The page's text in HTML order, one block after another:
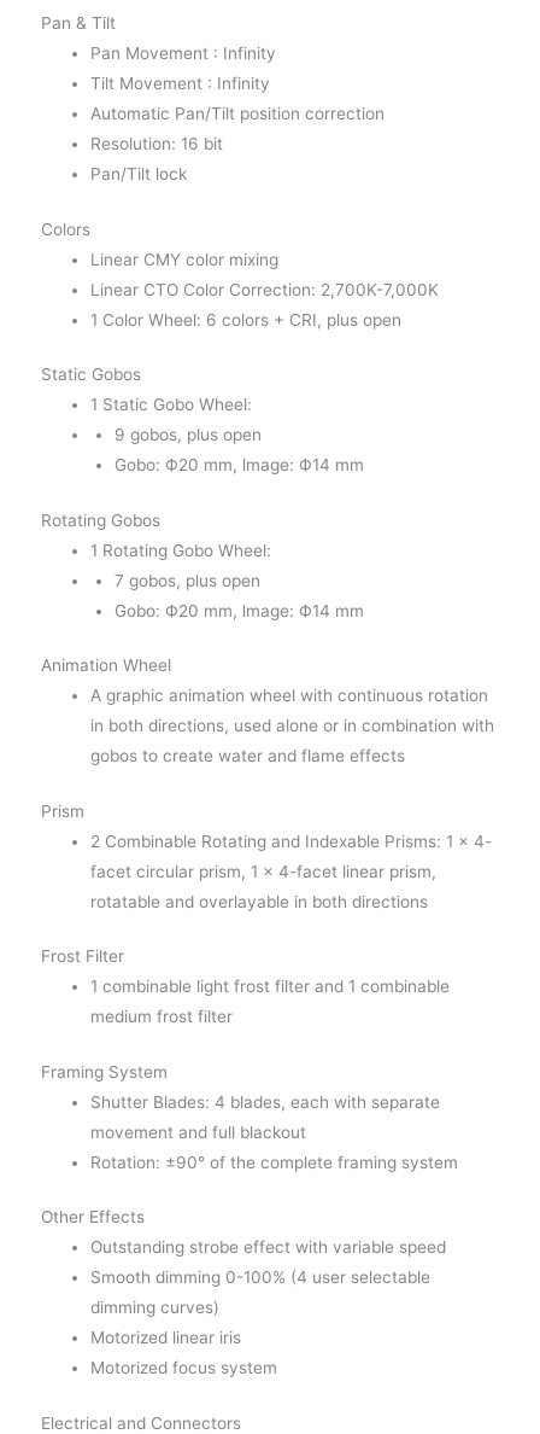
Pan & Tilt
Pan Movement : Infinity
Tilt Movement : Infinity
Automatic Pan/Tilt position correction
Resolution: 16 bit
Pan/Tilt lock
Colors
Linear CMY color mixing
Linear CTO Color Correction: 2,700K-7,000K
1 Color Wheel: 6 colors + CRI, plus open
Static Gobos
1 Static Gobo Wheel:
9 gobos, plus open
Gobo: Ф20 mm, lmage: Ф14 mm
Rotating Gobos
1 Rotating Gobo Wheel:
7 gobos, plus open
Gobo: Ф20 mm, lmage: Ф14 mm
Animation Wheel
A graphic animation wheel with continuous rotation
in both directions, used alone or in combination with
gobos to create water and flame effects
Prism
2 Combinable Rotating and Indexable Prisms: 1 x 4-
facet circular prism, 1 x 4-facet linear prism,
rotatable and overlayable in both directions
Frost Filter
1 combinable light frost filter and 1 combinable
medium frost filter
Framing System
Shutter Blades: 4 blades, each with separate
movement and full blackout
Rotation: ±90° of the complete framing system
Other Effects
Outstanding strobe effect with variable speed
Smooth dimming 0-100% (4 user selectable
dimming curves)
Motorized linear iris
Motorized focus system
Electrical and Connectors